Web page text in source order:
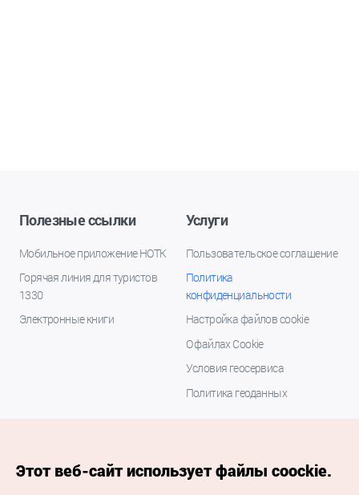
Полезные ссылки
Мобильное приложение НОТК
Горячая линия для туристов
1330
Электронные книги
Услуги
Пользовательское соглашение
Политика
конфиденциальности
Настройка файлов cookie
О файлах Cookie
Условия геосервиса
Политика геоданных
Этот веб-сайт использует файлы coockie.